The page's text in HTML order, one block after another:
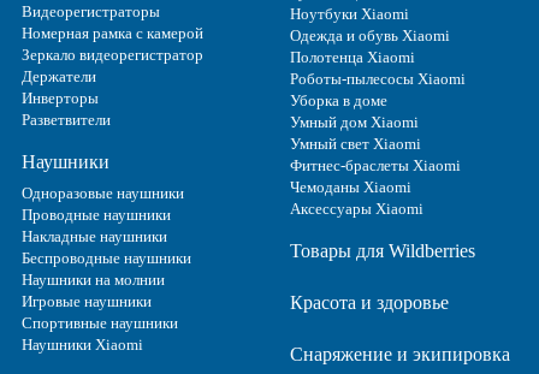
Видеорегистраторы
Номерная рамка с камерой
Зеркало видеорегистратор
Держатели
Инверторы
Разветвители
Наушники
Одноразовые наушники
Проводные наушники
Накладные наушники
Беспроводные наушники
Наушники на молнии
Игровые наушники
Спортивные наушники
Наушники Xiaomi
Ноутбуки Xiaomi
Одежда и обувь Xiaomi
Полотенца Xiaomi
Роботы-пылесосы Xiaomi
Уборка в доме
Умный дом Xiaomi
Умный свет Xiaomi
Фитнес-браслеты Xiaomi
Чемоданы Xiaomi
Аксессуары Xiaomi
Товары для Wildberries
Красота и здоровье
Снаряжение и экипировка